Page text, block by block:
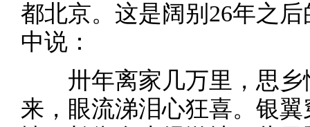
都北京。这是阔别26年之
中说：
卅年离家几万里，思乡
来，眼流涕泪心狂喜。银